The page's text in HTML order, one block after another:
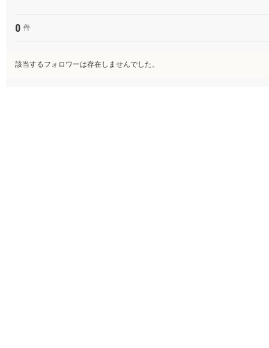
0 件
該当するフォロワーは存在しませんでした。